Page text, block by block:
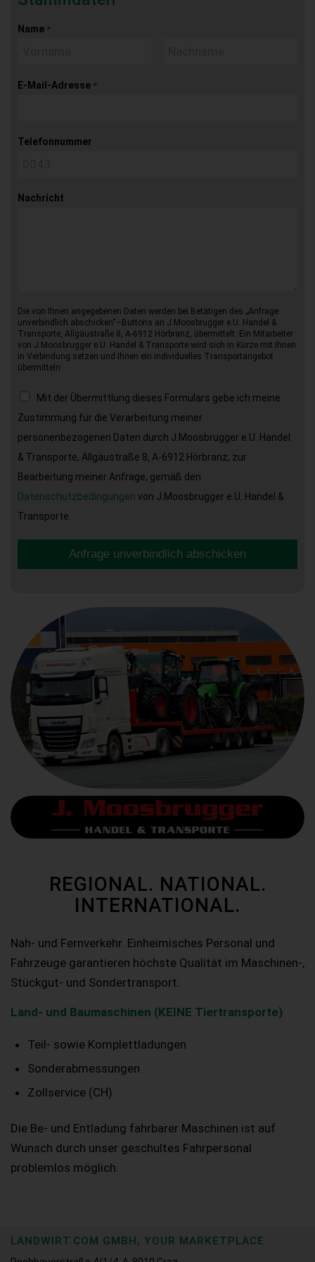
Name *
E-Mail-Adresse *
Telefonnummer
Nachricht
Die von Ihnen angegebenen Daten werden bei Betätigen des „Anfrage
unverbindlich abschicken“–Buttons an J.Moosbrugger e.U. Handel &
Transporte, Allgäustraße 8, A-6912 Hörbranz, übermittelt. Ein Mitarbeiter
von J.Moosbrugger e.U. Handel & Transporte wird sich in Kürze mit Ihnen
in Verbindung setzen und Ihnen ein individuelles Transportangebot
übermitteln.
Mit der Übermittlung dieses Formulars gebe ich meine
Zustimmung für die Verarbeitung meiner
personenbezogenen Daten durch J.Moosbrugger e.U. Handel
& Transporte, Allgäustraße 8, A-6912 Hörbranz, zur
Bearbeitung meiner Anfrage, gemäß den
Datenschutzbedingungen von J.Moosbrugger e.U. Handel &
Transporte.
Anfrage unverbindlich abschicken
REGIONAL. NATIONAL.
INTERNATIONAL.
Nah- und Fernverkehr. Einheimisches Personal und
Fahrzeuge garantieren höchste Qualität im Maschinen-,
Stückgut- und Sondertransport.
Land- und Baumaschinen (KEINE Tiertransporte)
Teil- sowie Komplettladungen
Sonderabmessungen
Zollservice (CH)
Die Be- und Entladung fahrbarer Maschinen ist auf
Wunsch durch unser geschultes Fahrpersonal
problemlos möglich.
LANDWIRT.COM GMBH, YOUR MARKETPLACE